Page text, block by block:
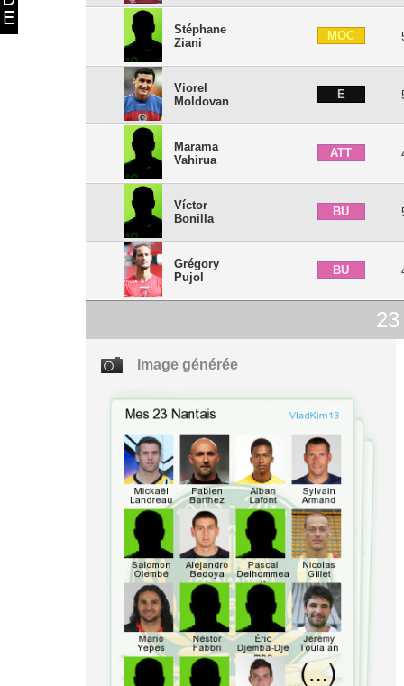
Stéphane
Ziani
MOC
Viorel
Moldovan
E
Marama
Vahirua
ATT
Víctor
Bonilla
BU
Grégory
Pujol
BU
23
Image générée